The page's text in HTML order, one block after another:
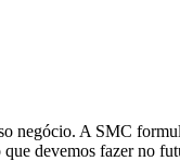
negócio. A SMC
devemos fazer